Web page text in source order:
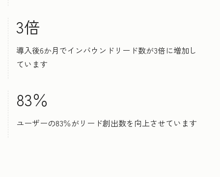
3倍
導入後6か月でインバウンドリード数が3倍に増加し
ています
83％
ユーザーの83％がリード創出数を向上させています